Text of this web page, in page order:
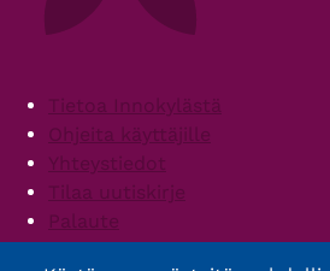
FooterTietoa Innokylästä
Ohjeita käyttäjille
Yhteystiedot
Tilaa uutiskirje
Palaute
Palvelun käyttöehdot